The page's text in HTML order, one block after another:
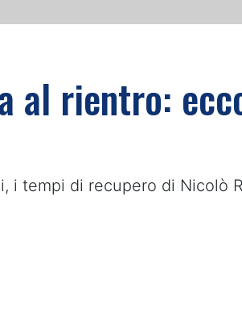
al rientro:
i tempi di recupero di Nicolò